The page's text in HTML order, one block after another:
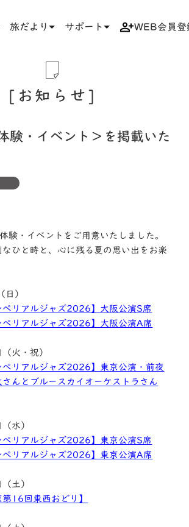
旅だより サポート WEB会員登
お知らせ
験・イベント＞を掲載いた
験・イベントをご用意いたしました。
なひと時と、心に残る夏の思い出をお楽
日）
ぺリアルジャズ2026】大阪公演S席
ぺリアルジャズ2026】大阪公演A席
火・祝）
ぺリアルジャズ2026】東京公演・前夜
んとブルースカイオーケストラさん
水）
ぺリアルジャズ2026】東京公演S席
ぺリアルジャズ2026】東京公演A席
土）
第16回東西おどり】